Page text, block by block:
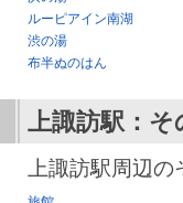
ルーピアイン南湖
渋の湯
布半ぬのはん
上諏訪駅 ：
上諏訪駅周辺